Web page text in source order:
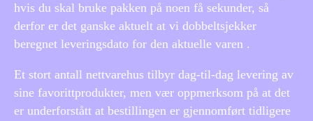
hvis du skal bruke pakken på noen få sekunder, så
derfor er det ganske aktuelt at vi dobbeltsjekker
beregnet leveringsdato for den aktuelle varen .
Et stort antall nettvarehus tilbyr dag-til-dag levering av
sine favorittprodukter, men vær oppmerksom på at det
er underforstått at bestillingen er gjennomført tidligere